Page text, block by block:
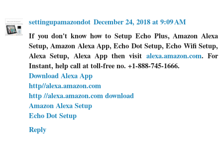
settingupamazondot December 24, 2018 at 9:09 AM
If you don't know how to Setup Echo Plus, Amazon Alexa
Setup, Amazon Alexa App, Echo Dot Setup, Echo Wifi Setup,
Alexa Setup, Alexa App then visit alexa.amazon.com. For
Instant, help call at toll-free no. +1-888-745-1666.
Download Alexa App
http//alexa.amazon.com
http //alexa.amazon.com download
Amazon Alexa Setup
Echo Dot Setup
Reply